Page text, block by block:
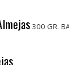
300 GR.